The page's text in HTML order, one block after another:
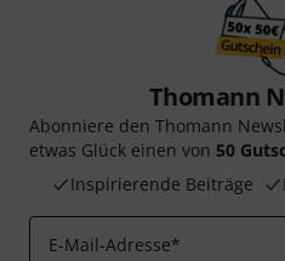
Thomann
Abonniere den Thomann
etwas Glück einen von 50
Inspirierende Beiträge
E-Mail-Adresse*